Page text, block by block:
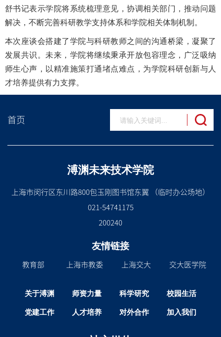
舒书记表示学院将系统梳理意见，协调相关部门，推动问题
解决，不断完善科研教学支持体系和学院相关体制机制。
本次座谈会搭建了学院与科研教师之间的沟通桥梁，凝聚了
发展共识。未来，学院将继续秉承开放包容理念，广泛吸纳
师生心声，以精准施策打通堵点难点，为学院科研创新与人
才培养提供有力支撑。
首页
溥渊未来技术学院
上海市闵行区东川路800包玉刚图书馆东翼 （临时办公场地）
021-54741175
200240
友情链接
教育部 上海市教委 上海交大 交大医学院
关于溥渊 师资力量 科学研究 校园生活
党建工作 人才培养 对外合作 加入我们